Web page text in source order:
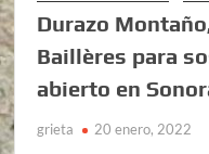
Durazo
Baillères para
abierto en
grieta 20 enero, 2022